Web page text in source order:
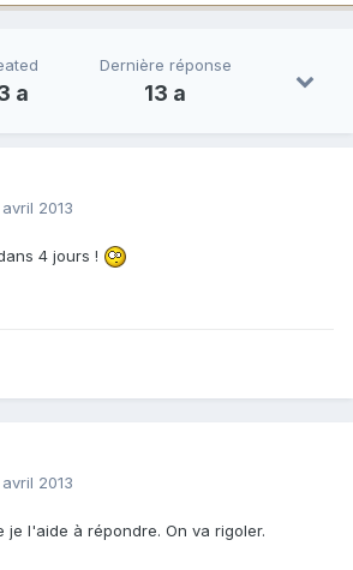
a
Dernière réponse
13 a
2013
4 jours !
2013
je l'aide à répondre. On va rigoler.